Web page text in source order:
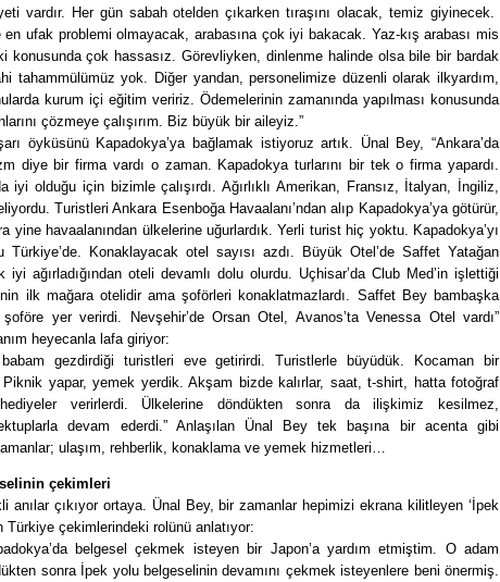
vardır. Her gün sabah otelden çıkarken tıraşını olacak, temiz giyinecek.
en ufak problemi olmayacak, arabasına çok iyi bakacak. Yaz-kış arabası mis
konusunda çok hassasız. Görevliyken, dinlenme halinde olsa bile bir bardak
tahammülümüz yok. Diğer yandan, personelimize düzenli olarak ilkyardım,
kurum içi eğitim veririz. Ödemelerinin zamanında yapılması konusunda
çözmeye çalışırım. Biz büyük bir aileyiz.”
öyküsünü Kapadokya’ya bağlamak istiyoruz artık. Ünal Bey, “Ankara’da
diye bir firma vardı o zaman. Kapadokya turlarını bir tek o firma yapardı.
iyi olduğu için bizimle çalışırdı. Ağırlıklı Amerikan, Fransız, İtalyan, İngiliz,
Turistleri Ankara Esenboğa Havaalanı’ndan alıp Kapadokya’ya götürür,
yine havaalanından ülkelerine uğurlardık. Yerli turist hiç yoktu. Kapadokya’yı
Türkiye’de. Konaklayacak otel sayısı azdı. Büyük Otel’de Saffet Yatağan
iyi ağırladığından oteli devamlı dolu olurdu. Uçhisar’da Club Med’in işlettiği
ilk mağara otelidir ama şoförleri konaklatmazlardı. Saffet Bey bambaşka
yer verirdi. Nevşehir’de Orsan Otel, Avanos’ta Venessa Otel vardı”
heyecanla lafa giriyor:
babam gezdirdiği turistleri eve getirirdi. Turistlerle büyüdük. Kocaman bir
Piknik yapar, yemek yerdik. Akşam bizde kalırlar, saat, t-shirt, hatta fotoğraf
verirlerdi. Ülkelerine döndükten sonra da ilişkimiz kesilmez,
devam ederdi.” Anlaşılan Ünal Bey tek başına bir acenta gibi
ulaşım, rehberlik, konaklama ve yemek hizmetleri…
çekimleri
anılar çıkıyor ortaya. Ünal Bey, bir zamanlar hepimizi ekrana kilitleyen ‘İpek
Türkiye çekimlerindeki rolünü anlatıyor:
belgesel çekmek isteyen bir Japon’a yardım etmiştim. O adam
sonra İpek yolu belgeselinin devamını çekmek isteyenlere beni önermiş.